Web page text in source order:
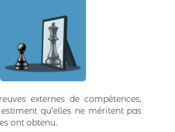
externes de compétences,
qu’elles ne méritent pas
ont obtenu.